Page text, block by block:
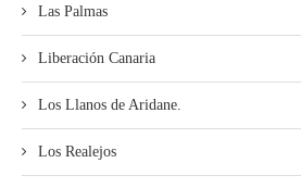
Las Palmas
Liberación Canaria
Los Llanos de Aridane.
Los Realejos